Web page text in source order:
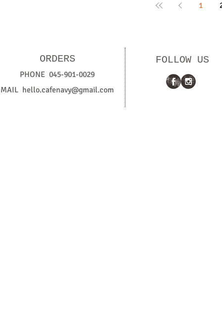
1
ORDERS
PHONE 045-901-0029
MAIL hello.cafenavy@gmail.com
FOLLOW US